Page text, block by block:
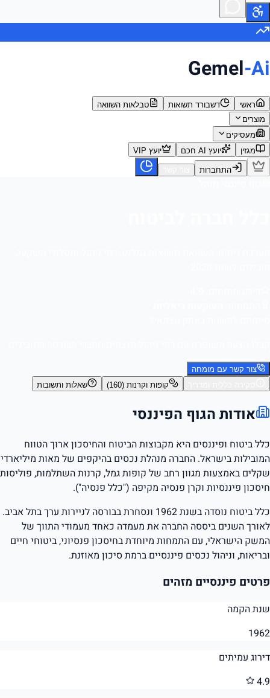
Gemel-Ai
ראשי דשבורד תשואות
טבלאות השוואה
מוצרים
מעסיקים
מגזין
יועץ AI חכם יועץ VIP
התחברות
צור קשר עם מומחה
קופות וקרנות (160) שאלות ותשובות
אודות הגוף הפיננסי
כלל ביטוח ופיננסים היא מקבוצות הביטוח והחיסכון ארוך הטווח
המובילות בישראל. החברה מנהלת נכסים בהיקפים של מאות מיליארדי
שקלים באמצעות מגוון רחב של קופות גמל, קרנות השתלמות, פוליסות
חיסכון פיננסיות וקרן פנסיה מקיפה ("כלל פנסיה").
כלל ביטוח נוסדה בשנת 1962 ונסחרת בבורסה לניירות ערך בתל אביב.
לאורך השנים ביססה החברה את מעמדה כאחד מעמודי התווך של
המשק הישראלי, עם התמחות מיוחדת בחיסכון פנסיוני, ביטוחי חיים
ובריאות, וניהול נכסים פיננסיים ברמת סיכון מאוזנת.
פרטים פיננסיים מזהים
שנת הקמה
1962
דירוג עמיתים
4.9